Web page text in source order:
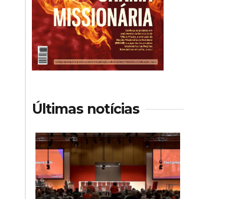
Últimas notícias